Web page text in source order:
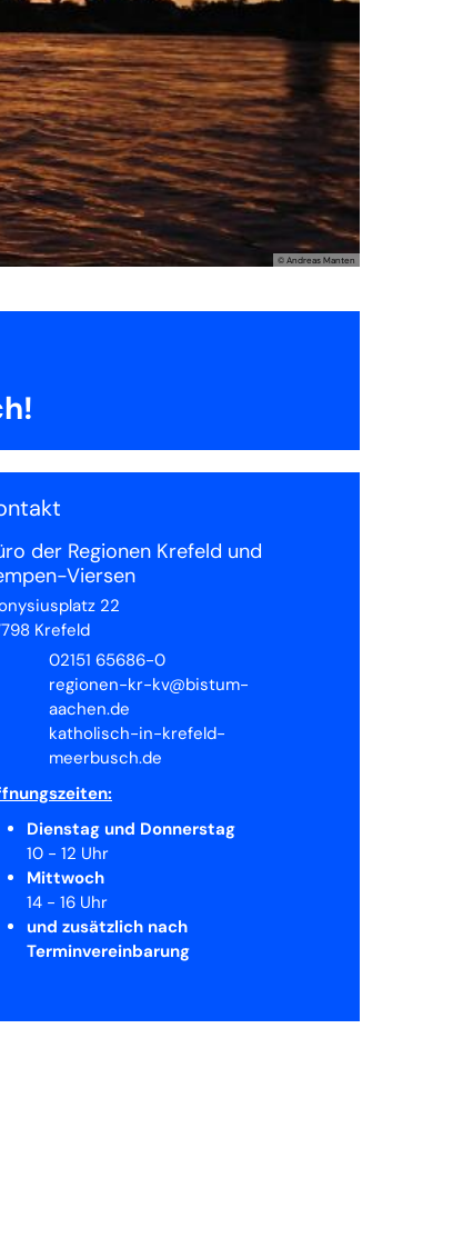
© BdR
der Regionen Krefeld und
Viersen
22
Krefeld
02151 65686-0
regionen-kr-kv@bistum-
aachen.de
katholisch-in-krefeld-
meerbusch.de
Dienstag und Donnerstag
10 - 12 Uhr
Mittwoch
14 - 16 Uhr
und zusätzlich nach
Terminvereinbarung